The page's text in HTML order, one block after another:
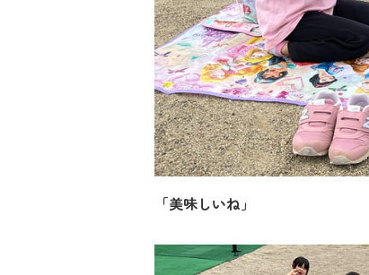
「美味しいね」